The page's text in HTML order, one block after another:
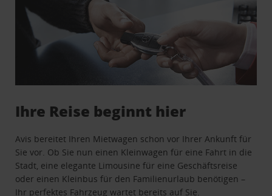
Ihre Reise beginnt hier
Avis bereitet Ihren Mietwagen schon vor Ihrer Ankunft für
Sie vor. Ob Sie nun einen Kleinwagen für eine Fahrt in die
Stadt, eine elegante Limousine für eine Geschäftsreise
oder einen Kleinbus für den Familienurlaub benötigen –
Ihr perfektes Fahrzeug wartet bereits auf Sie.